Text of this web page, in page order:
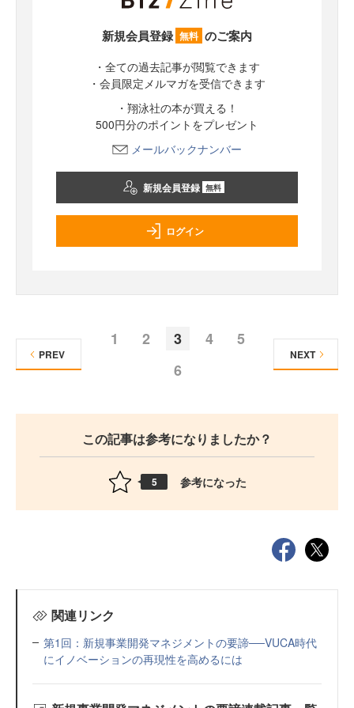
新規会員登録 無料 のご案内
・全ての過去記事が閲覧できます
・会員限定メルマガを受信できます
・翔泳社の本が買える！
500円分のポイントをプレゼント
メールバックナンバー
新規会員登録 無料
ログイン
1 2 3 4
5
6
PREV NEXT
この記事は参考になりましたか？
5 参考になった
関連リンク
第1回：新規事業開発マネジメントの要諦──VUCA時代
にイノベーションの再現性を高めるには